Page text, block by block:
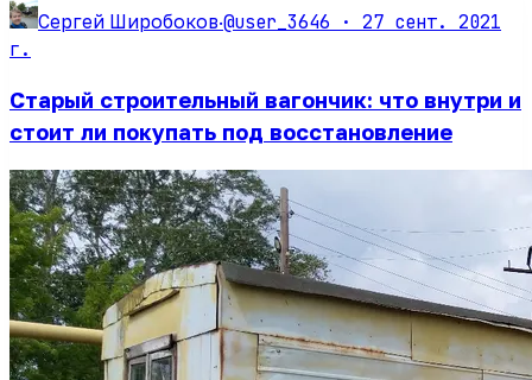
Сергей Широбоков·@user_3646 · 27 сент. 2021
г.
Старый строительный вагончик: что внутри и
стоит ли покупать под восстановление